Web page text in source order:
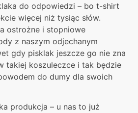
do odpowiedzi – bo t-shirt
więcej niż tysiąc słów.
ostrożne i stopniowe
z naszym odjechanym
gdy pisklak jeszcze go nie zna
takiej koszuleczce i tak będzie
do dumy dla swoich
produkcja – u nas to już